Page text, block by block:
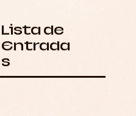
Lista de
Entrada
s